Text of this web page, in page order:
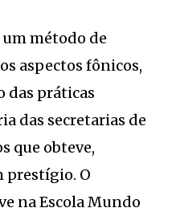
método de
aspectos fônicos,
das práticas
das secretarias de
que obteve,
prestígio. O
na Escola Mundo